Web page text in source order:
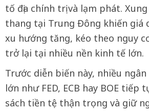
tố địa chính trị và lạm phát.
thang tại Trung Đông khiến giá
xu hướng tăng, kéo theo nguy
trở lại tại nhiều nền kinh tế lớn.
Trước diễn biến này, nhiều
lớn như FED, ECB hay BOE tiếp
sách tiền tệ thận trọng và giữ